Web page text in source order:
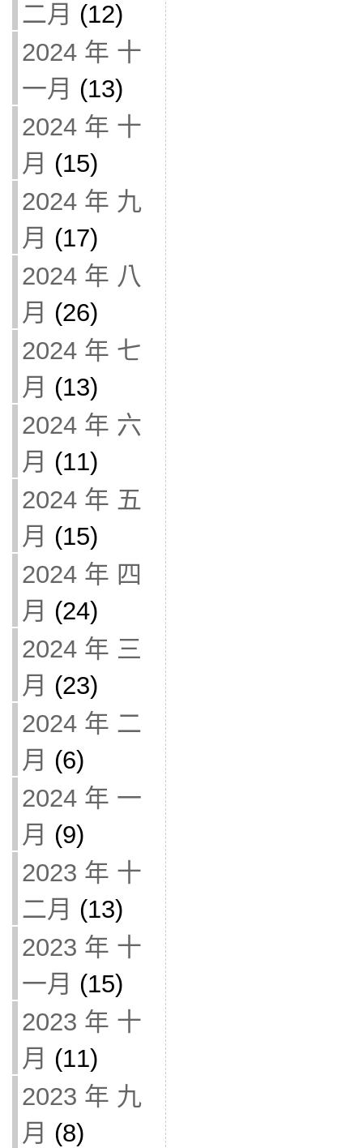
二月 (12)
2024 年 十
一月 (13)
2024 年 十
月 (15)
2024 年 九
月 (17)
2024 年 八
月 (26)
2024 年 七
月 (13)
2024 年 六
月 (11)
2024 年 五
月 (15)
2024 年 四
月 (24)
2024 年 三
月 (23)
2024 年 二
月 (6)
2024 年 一
月 (9)
2023 年 十
二月 (13)
2023 年 十
一月 (15)
2023 年 十
月 (11)
2023 年 九
月 (8)